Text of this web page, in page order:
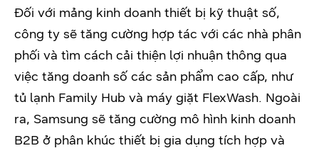
Đối với mảng kinh doanh thiết bị kỹ thuật số,
công ty sẽ tăng cường hợp tác với các nhà phân
phối và tìm cách cải thiện lợi nhuận thông qua
việc tăng doanh số các sản phẩm cao cấp, như
tủ lạnh Family Hub và máy giặt FlexWash. Ngoài
ra, Samsung sẽ tăng cường mô hình kinh doanh
B2B ở phân khúc thiết bị gia dụng tích hợp và